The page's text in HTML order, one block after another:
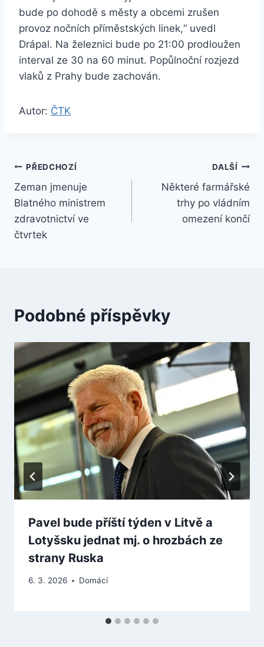
bude po dohodě s městy a obcemi zrušen
provoz nočních příměstských linek,“ uvedl
Drápal. Na železnici bude po 21:00 prodloužen
interval ze 30 na 60 minut. Popůlnoční rozjezd
vlaků z Prahy bude zachován.
Autor: ČTK
Navigace
pro
příspěvek
PŘEDCHOZÍ
Zeman jmenuje
Blatného ministrem
zdravotnictví ve
čtvrtek
DALŠÍ
Některé farmářské
trhy po vládním
omezení končí
Podobné příspěvky
Pavel bude příští týden v Litvě a
Lotyšsku jednat mj. o hrozbách ze
strany Ruska
6. 3. 2026 Domácí